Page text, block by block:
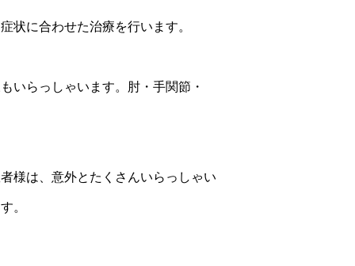
状に合わせた治療を行います。
いらっしゃいます。肘・手関節・
様は、意外とたくさんいらっしゃい
。